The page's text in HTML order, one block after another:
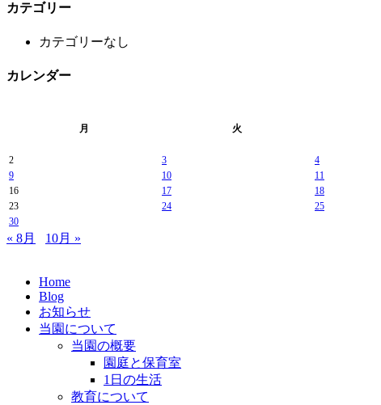
カテゴリー
カテゴリーなし
カレンダー
月 火
2
3 4
9
10 11
16
17 18
23
24 25
30
« 8月 10月 »
Home
Blog
お知らせ
当園について
当園の概要
園庭と保育室
1日の生活
教育について